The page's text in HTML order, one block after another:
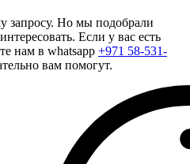
запросу. Но мы подобрали
Если у вас есть
нам в whatsapp +971 58-531-
вам помогут.